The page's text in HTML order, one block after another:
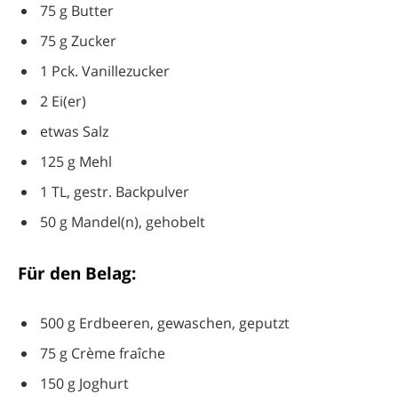
75 g Butter
75 g Zucker
1 Pck. Vanillezucker
2 Ei(er)
etwas Salz
125 g Mehl
1 TL, gestr. Backpulver
50 g Mandel(n), gehobelt
Für den Belag:
500 g Erdbeeren, gewaschen, geputzt
75 g Crème fraîche
150 g Joghurt